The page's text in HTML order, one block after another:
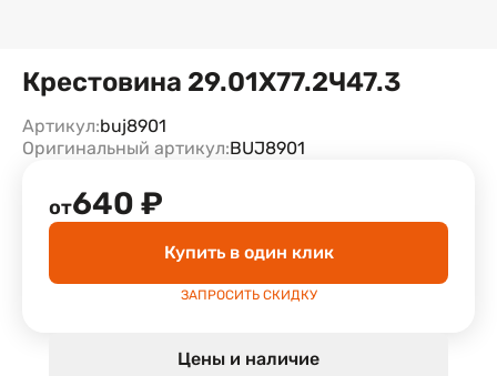
Крестовина 29.01Х77.2Ч47.3
Артикул:buj8901
Оригинальный артикул:BUJ8901
от640 ₽
Купить в один клик
ЗАПРОСИТЬ СКИДКУ
Цены и наличие